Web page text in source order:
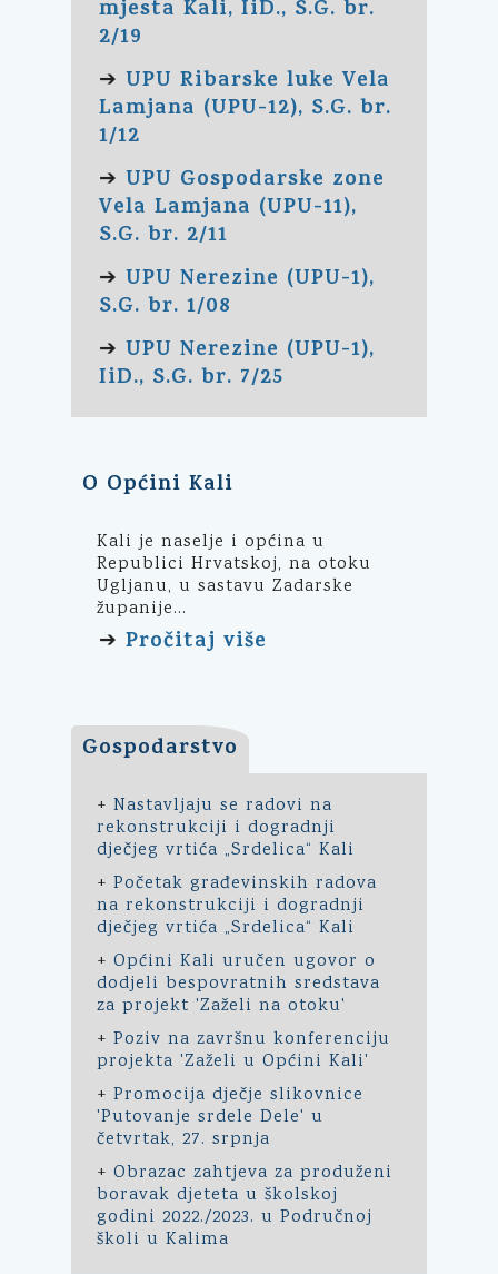
mjesta Kali, IiD., S.G. br.
2/19
➔ UPU Ribarske luke Vela
Lamjana (UPU-12), S.G. br.
1/12
➔ UPU Gospodarske zone
Vela Lamjana (UPU-11),
S.G. br. 2/11
➔ UPU Nerezine (UPU-1),
S.G. br. 1/08
➔ UPU Nerezine (UPU-1),
IiD., S.G. br. 7/25
O Općini Kali
Kali je naselje i općina u
Republici Hrvatskoj, na otoku
Ugljanu, u sastavu Zadarske
županije...
➔ Pročitaj više
Gospodarstvo
+ Nastavljaju se radovi na
rekonstrukciji i dogradnji
dječjeg vrtića „Srdelica“ Kali
+ Početak građevinskih radova
na rekonstrukciji i dogradnji
dječjeg vrtića „Srdelica“ Kali
+ Općini Kali uručen ugovor o
dodjeli bespovratnih sredstava
za projekt 'Zaželi na otoku'
+ Poziv na završnu konferenciju
projekta 'Zaželi u Općini Kali'
+ Promocija dječje slikovnice
'Putovanje srdele Dele' u
četvrtak, 27. srpnja
+ Obrazac zahtjeva za produženi
boravak djeteta u školskoj
godini 2022./2023. u Područnoj
školi u Kalima